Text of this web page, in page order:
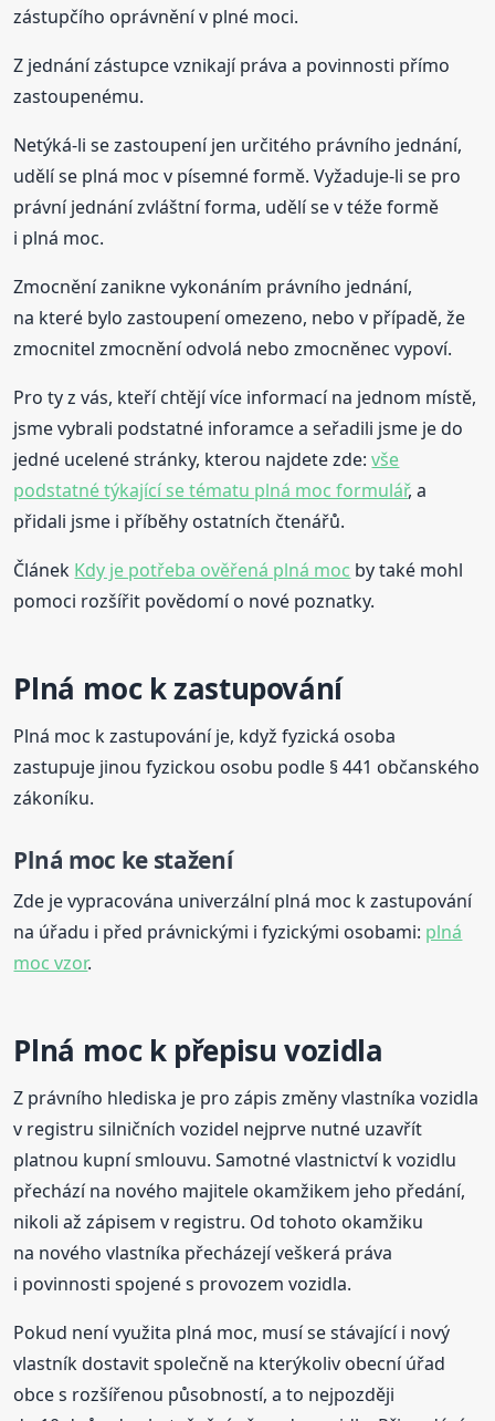
zástupčího oprávnění v plné moci.
Z jednání zástupce vznikají práva a povinnosti přímo
zastoupenému.
Netýká-li se zastoupení jen určitého právního jednání,
udělí se plná moc v písemné formě. Vyžaduje-li se pro
právní jednání zvláštní forma, udělí se v téže formě
i plná moc.
Zmocnění zanikne vykonáním právního jednání,
na které bylo zastoupení omezeno, nebo v případě, že
zmocnitel zmocnění odvolá nebo zmocněnec vypoví.
Pro ty z vás, kteří chtějí více informací na jednom místě,
jsme vybrali podstatné inforamce a seřadili jsme je do
jedné ucelené stránky, kterou najdete zde:vše
podstatné týkající se tématu plná moc formulář, a
přidali jsme i příběhy ostatních čtenářů.
Článek Kdy je potřeba ověřená plná moc by také mohl
pomoci rozšířit povědomí o nové poznatky.
Plná moc k zastupování
Plná moc k zastupování je, když fyzická osoba
zastupuje jinou fyzickou osobu podle § 441 občanského
zákoníku.
Plná moc ke stažení
Zde je vypracována univerzální plná moc k zastupování
na úřadu i před právnickými i fyzickými osobami: plná
moc vzor.
Plná moc k přepisu vozidla
Z právního hlediska je pro zápis změny vlastníka vozidla
v registru silničních vozidel nejprve nutné uzavřít
platnou kupní smlouvu. Samotné vlastnictví k vozidlu
přechází na nového majitele okamžikem jeho předání,
nikoli až zápisem v registru. Od tohoto okamžiku
na nového vlastníka přecházejí veškerá práva
i povinnosti spojené s provozem vozidla.
Pokud není využita plná moc, musí se stávající i nový
vlastník dostavit společně na kterýkoliv obecní úřad
obce s rozšířenou působností, a to nejpozději